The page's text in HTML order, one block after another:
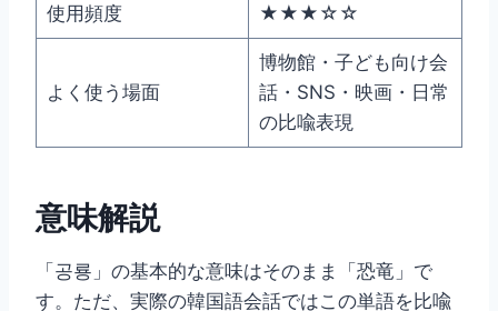
使用頻度 ★★★☆☆
よく使う場面
博物館・子ども向け会
話・SNS・映画・日常
の比喩表現
意味解説
「공룡」の基本的な意味はそのまま「恐竜」で
す。ただ、実際の韓国語会話ではこの単語を比喩